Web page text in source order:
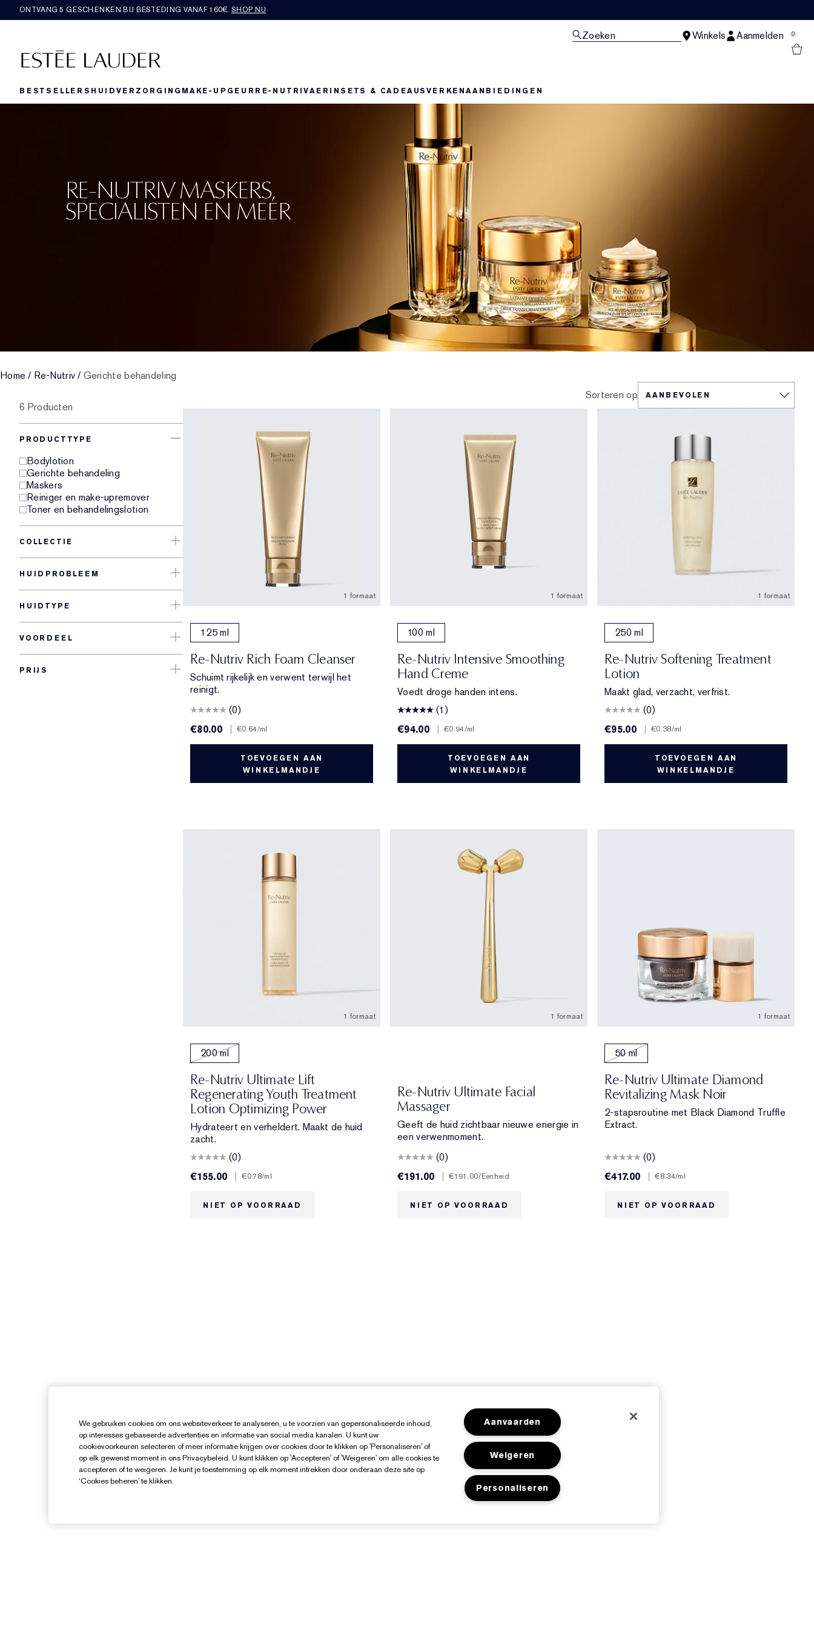
ONTVANG 5 GESCHENKEN BIJ BESTEDING VANAF 160€.SHOP NU
Zoeken Winkels Aanmelden 0
BESTSELLERS HUIDVERZORGING MAKE-UP GEUR RE-NUTRIVAERINSETS & CADEAUSVERKENAANBIEDINGEN
RE-NUTRIV MASKERS,
SPECIALISTEN EN MEER
Home / Re-Nutriv / Gerichte behandeling
6 Producten
PRODUCTTYPE
Bodylotion
Gerichte behandeling
Maskers
Reiniger en make-upremover
Toner en behandelingslotion
COLLECTIE
HUIDPROBLEEM
HUIDTYPE
VOORDEEL
PRIJS
Sorteren op
1 formaat
125 ml
Re-Nutriv Rich Foam Cleanser
Schuimt rijkelijk en verwent terwijl het
reinigt.
(0)
€80.00
€0.64/ml
TOEVOEGEN AAN
WINKELMANDJE
1 formaat
100 ml
Re-Nutriv Intensive Smoothing
Hand Creme
Voedt droge handen intens.
(1)
€94.00
€0.94/ml
TOEVOEGEN AAN
WINKELMANDJE
1 formaat
250 ml
Re-Nutriv Softening Treatment
Lotion
Maakt glad, verzacht, verfrist.
(0)
€95.00
€0.38/ml
TOEVOEGEN AAN
WINKELMANDJE
1 formaat
200 ml
Re-Nutriv Ultimate Lift
Regenerating Youth Treatment
Lotion Optimizing Power
Hydrateert en verheldert. Maakt de huid
zacht.
(0)
€155.00
€0.78/ml
NIET OP VOORRAAD
1 formaat
Re-Nutriv Ultimate Facial
Massager
Geeft de huid zichtbaar nieuwe energie in
een verwenmoment.
(0)
€191.00
€191.00/Eenheid
NIET OP VOORRAAD
1 formaat
50 ml
Re-Nutriv Ultimate Diamond
Revitalizing Mask Noir
2-stapsroutine met Black Diamond Truffle
Extract.
(0)
€417.00
€8.34/ml
NIET OP VOORRAAD
We gebruiken cookies om ons websiteverkeer te analyseren, u te voorzien van gepersonaliseerde inhoud,
op interesses gebaseerde advertenties en informatie van social media kanalen. U kunt uw
cookievoorkeuren selecteren of meer informatie krijgen over cookies door te klikken op 'Personaliseren' of
op elk gewenst moment in ons Privacybeleid. U kunt klikken op 'Accepteren' of 'Weigeren' om alle cookies te
accepteren of te weigeren. Je kunt je toestemming op elk moment intrekken door onderaan deze site op
‘Cookies beheren’ te klikken.
Aanvaarden
Weigeren
Personaliseren